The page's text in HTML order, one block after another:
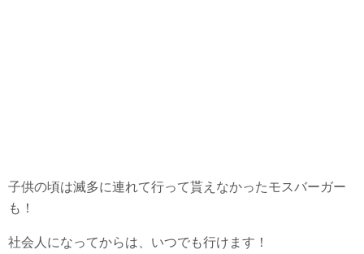
子供の頃は滅多に連れて行って貰えなかったモスバーガー
も！
社会人になってからは、いつでも行けます！